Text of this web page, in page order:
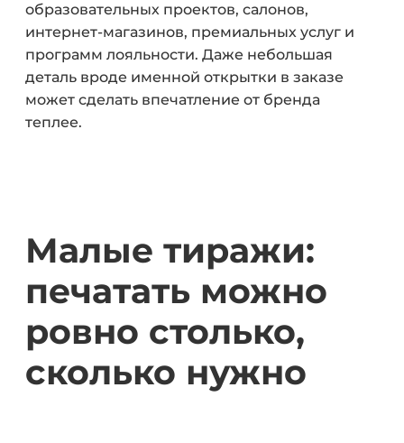
образовательных проектов, салонов,
интернет-магазинов, премиальных услуг и
программ лояльности. Даже небольшая
деталь вроде именной открытки в заказе
может сделать впечатление от бренда
теплее.
Малые тиражи:
печатать можно
ровно столько,
сколько нужно